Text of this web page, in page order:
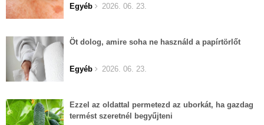
Egyéb 2026. 06. 23.
Öt dolog, amire soha ne használd a papírtörlőt
Egyéb 2026. 06. 23.
Ezzel az oldattal permetezd az uborkát, ha gazdag
termést szeretnél begyűjteni